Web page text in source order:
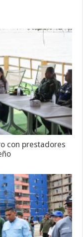
con prestadores